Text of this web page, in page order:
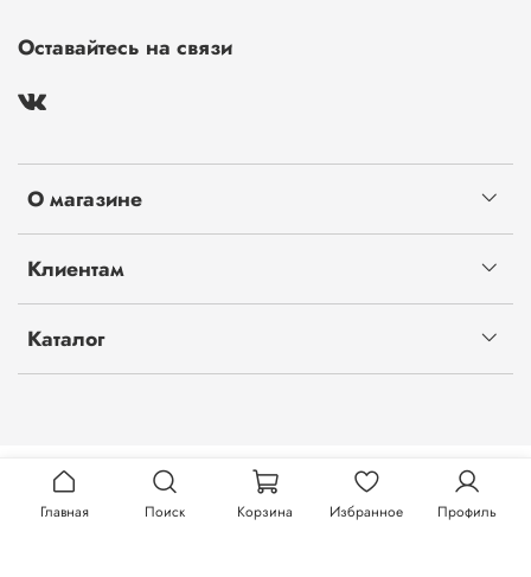
О магазине
Клиентам
Каталог
Оставайтесь на связи
Главная Поиск Корзина Избранное Профиль